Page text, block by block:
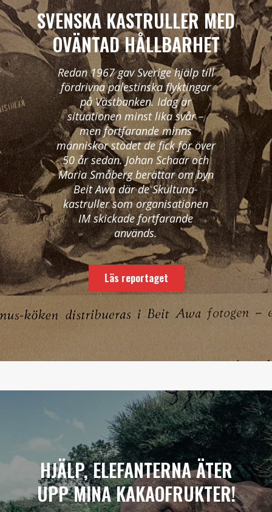
SVENSKA KASTRULLER MED
OVÄNTAD HÅLLBARHET
Redan 1967 gav Sverige hjälp till
fördrivna palestinska flyktingar
på Västbanken. Idag är
situationen minst lika svår –
men fortfarande minns
människor stödet de fick för över
50 år sedan. Johan Schaar och
Maria Småberg berättar om byn
Beit Awa där de Skultuna-
kastruller som organisationen
IM skickade fortfarande
används.
Läs reportaget
HJÄLP, ELEFANTERNA ÄTER
UPP MINA KAKAOFRUKTER!